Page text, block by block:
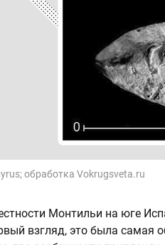
обработка Vokrugsveta.ru
Монтильи на юге
взгляд, это была самая